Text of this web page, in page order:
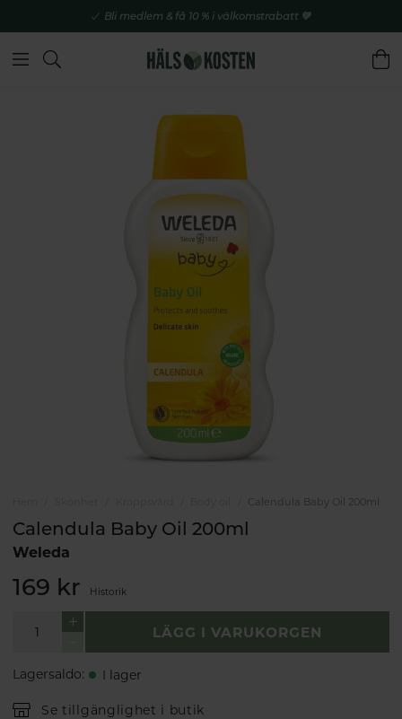
Bli medlem & få 10 % i välkomstrabatt 💚
Calendula Baby Oil 200ml
Calendula Baby Oil 200ml
Weleda
169 kr Historik
LÄGG I VARUKORGEN
Lagersaldo: I lager
Se tillgänglighet i butik